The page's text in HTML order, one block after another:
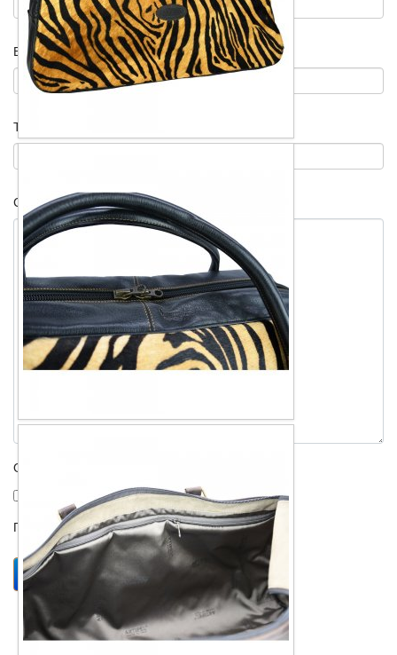
E-mail*
Тема
Сообщение*
Отправить копию себе?
Проверка*
Отправить Закрыть форму